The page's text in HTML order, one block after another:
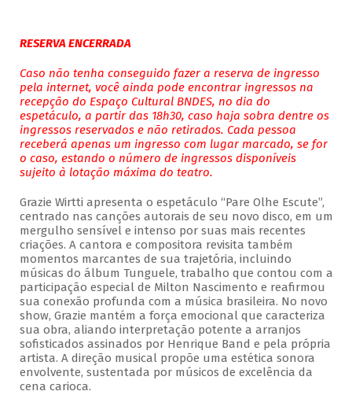
RESERVA ENCERRADA
Caso não tenha conseguido fazer a reserva de ingresso
pela internet, você ainda pode encontrar ingressos na
recepção do Espaço Cultural BNDES, no dia do
espetáculo, a partir das 18h30, caso haja sobra dentre os
ingressos reservados e não retirados. Cada pessoa
receberá apenas um ingresso com lugar marcado, se for
o caso, estando o número de ingressos disponíveis
sujeito à lotação máxima do teatro.
Grazie Wirtti apresenta o espetáculo “Pare Olhe Escute”,
centrado nas canções autorais de seu novo disco, em um
mergulho sensível e intenso por suas mais recentes
criações. A cantora e compositora revisita também
momentos marcantes de sua trajetória, incluindo
músicas do álbum Tunguele, trabalho que contou com a
participação especial de Milton Nascimento e reafirmou
sua conexão profunda com a música brasileira. No novo
show, Grazie mantém a força emocional que caracteriza
sua obra, aliando interpretação potente a arranjos
sofisticados assinados por Henrique Band e pela própria
artista. A direção musical propõe uma estética sonora
envolvente, sustentada por músicos de excelência da
cena carioca.